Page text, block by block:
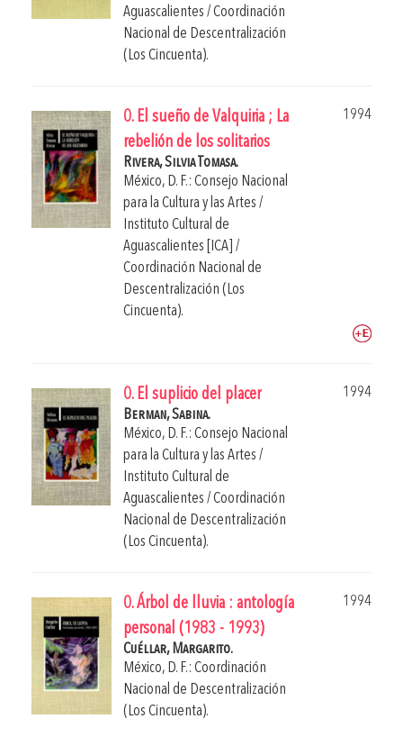
Aguascalientes / Coordinación
Nacional de Descentralización
(Los Cincuenta).
0. El sueño de Valquiria ; La
rebelión de los solitarios
1994
Rivera, Silvia Tomasa.
México, D. F.: Consejo Nacional
para la Cultura y las Artes /
Instituto Cultural de
Aguascalientes [ICA] /
Coordinación Nacional de
Descentralización (Los
Cincuenta).
0. El suplicio del placer
1994
Berman, Sabina.
México, D. F.: Consejo Nacional
para la Cultura y las Artes /
Instituto Cultural de
Aguascalientes / Coordinación
Nacional de Descentralización
(Los Cincuenta).
0. Árbol de lluvia : antología
personal (1983 - 1993)
1994
Cuéllar, Margarito.
México, D. F.: Coordinación
Nacional de Descentralización
(Los Cincuenta).